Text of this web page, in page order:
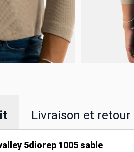
Livraison et retour
5diorep 1005 sable